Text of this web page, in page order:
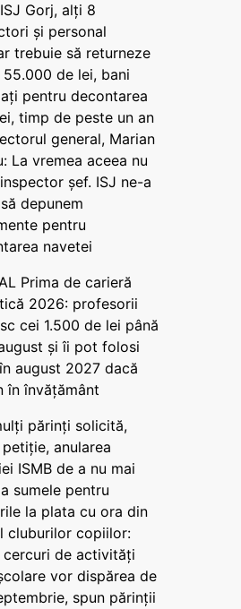
Gorj, alți 8
și personal
trebuie să returneze
55.000 de lei, bani
pentru decontarea
timp de peste un an
general, Marian
La vremea aceea nu
șef. ISJ ne-a
depunem
pentru
navetei
Prima de carieră
2026: profesorii
cei 1.500 de lei până
și îi pot folosi
august 2027 dacă
în învățământ
părinți solicită,
anularea
ISMB de a nu mai
sumele pentru
la plata cu ora din
cluburilor copiilor:
cercuri de activități
vor dispărea de
spun părinții